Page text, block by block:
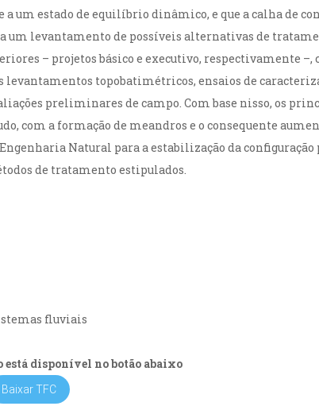
um estado de equilíbrio dinâmico, e que a calha de
um levantamento de possíveis alternativas de
– projetos básico e executivo, respectivamente
topobatimétricos, ensaios de
preliminares de campo. Com base nisso, os
com a formação de meandros e o consequente
Natural para a estabilização da configuração
de tratamento estipulados.
fluviais
está disponível no botão abaixo
Baixar TFC